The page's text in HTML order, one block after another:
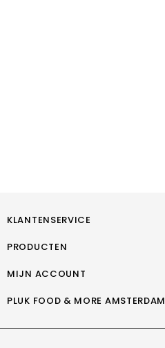
KLANTENSERVICE
PRODUCTEN
MIJN ACCOUNT
PLUK FOOD & MORE AMSTERDAM